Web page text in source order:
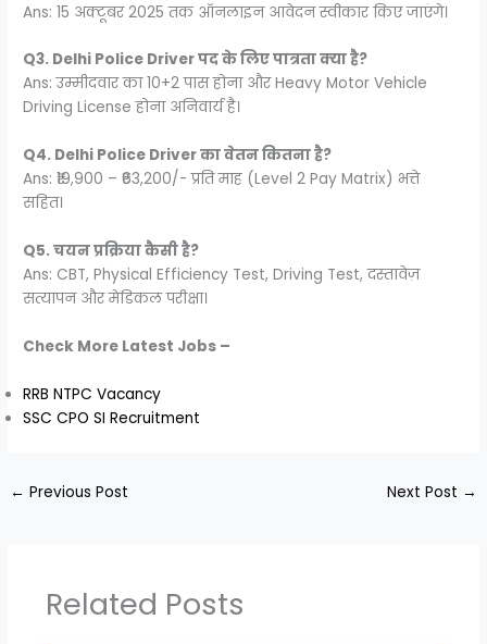
Ans: 15 अक्टूबर 2025 तक ऑनलाइन आवेदन स्वीकार किए जाएंगे।
Q3. Delhi Police Driver पद के लिए पात्रता क्या है?
Ans: उम्मीदवार का 10+2 पास होना और Heavy Motor Vehicle
Driving License होना अनिवार्य है।
Q4. Delhi Police Driver का वेतन कितना है?
Ans: ₹19,900 – ₹63,200/- प्रति माह (Level 2 Pay Matrix) भत्ते
सहित।
Q5. चयन प्रक्रिया कैसी है?
Ans: CBT, Physical Efficiency Test, Driving Test, दस्तावेज़
सत्यापन और मेडिकल परीक्षा।
Check More Latest Jobs –
RRB NTPC Vacancy
SSC CPO SI Recruitment
← Previous Post Next Post →
Related Posts